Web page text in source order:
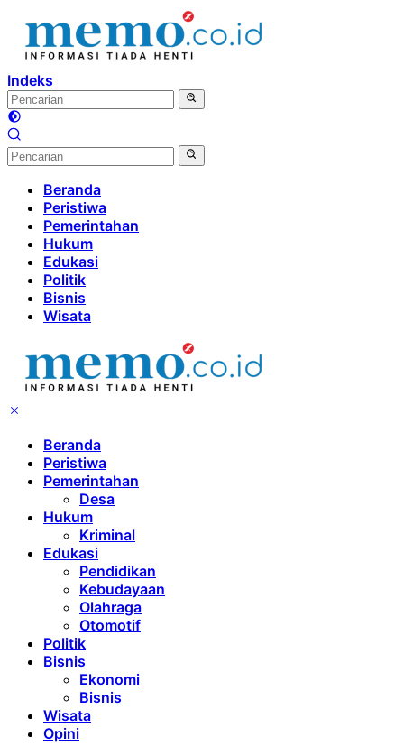
konten
Indeks
Beranda
Peristiwa
Pemerintahan
Hukum
Edukasi
Politik
Bisnis
Wisata
Beranda
Peristiwa
Pemerintahan
Desa
Hukum
Kriminal
Edukasi
Pendidikan
Kebudayaan
Olahraga
Otomotif
Politik
Bisnis
Ekonomi
Bisnis
Wisata
Opini